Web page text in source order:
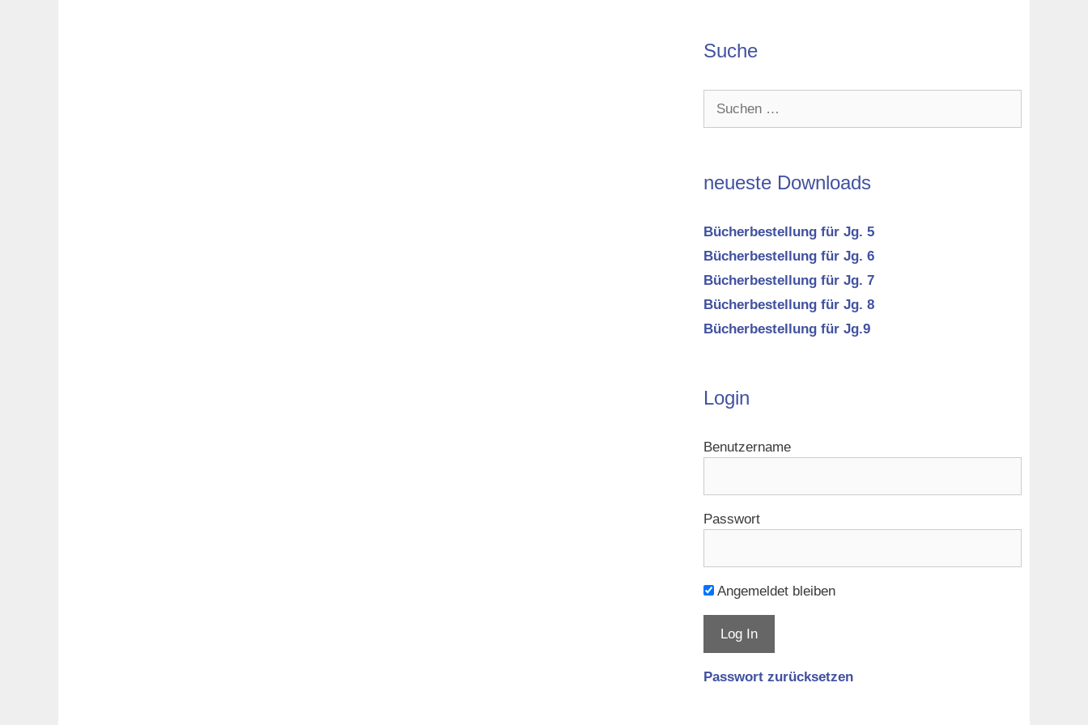
Suche
neueste Downloads
Bücherbestellung für Jg. 5
Bücherbestellung für Jg. 6
Bücherbestellung für Jg. 7
Bücherbestellung für Jg. 8
Bücherbestellung für Jg.9
Login
Benutzername
Passwort
Angemeldet bleiben
Passwort zurücksetzen